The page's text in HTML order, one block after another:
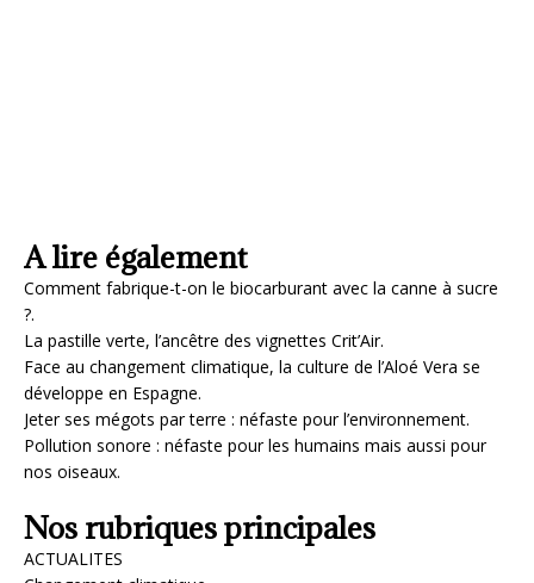
A lire également
Comment fabrique-t-on le biocarburant avec la canne à sucre
?.
La pastille verte, l’ancêtre des vignettes Crit’Air.
Face au changement climatique, la culture de l’Aloé Vera se
développe en Espagne.
Jeter ses mégots par terre : néfaste pour l’environnement.
Pollution sonore : néfaste pour les humains mais aussi pour
nos oiseaux.
Nos rubriques principales
ACTUALITES